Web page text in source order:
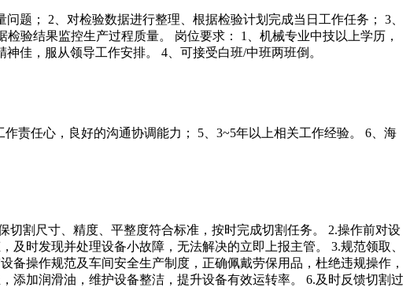
题； 2、对检验数据进行整理、根据检验计划完成当日工作任务； 3、
验结果监控生产过程质量。 岗位要求： 1、机械专业中技以上学历，
佳，服从领导工作安排。 4、可接受白班/中班两班倒。
责任心，良好的沟通协调能力； 5、3~5年以上相关工作经验。 6、海
割尺寸、精度、平整度符合标准，按时完成切割任务。 2.操作前对设
时发现并处理设备小故障，无法解决的立即上报主管。 3.规范领取、
操作规范及车间安全生产制度，正确佩戴劳保用品，杜绝违规操作，
添加润滑油，维护设备整洁，提升设备有效运转率。 6.及时反馈切割过